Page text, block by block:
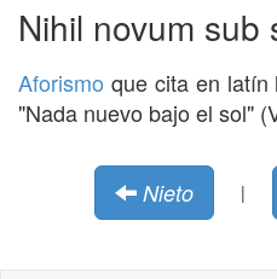
Nihil novum sub
Aforismo que cita en latín
"Nada nuevo bajo el sol"
Nieto |